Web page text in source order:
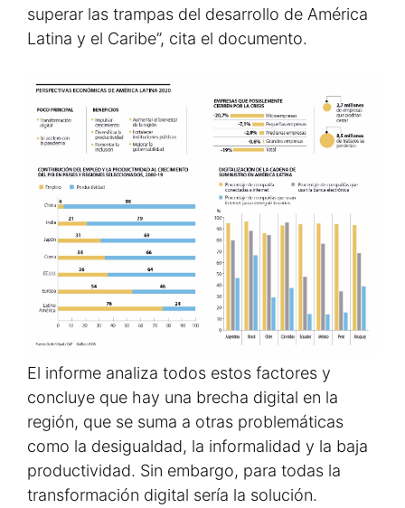
superar las trampas del desarrollo de América
Latina y el Caribe”, cita el documento.
El informe analiza todos estos factores y
concluye que hay una brecha digital en la
región, que se suma a otras problemáticas
como la desigualdad, la informalidad y la baja
productividad. Sin embargo, para todas la
transformación digital sería la solución.